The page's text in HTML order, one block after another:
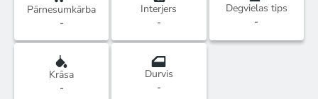
Pārnesumkārba
-
Interjers
-
Degvielas tips
-
Krāsa
-
Durvis
-